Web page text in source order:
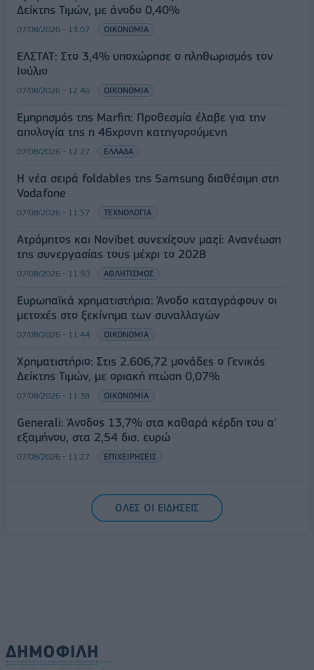
Δείκτης Τιμών, με άνοδο 0,40%
07/08/2026 - 13:07 ΟΙΚΟΝΟΜΙΑ
ΕΛΣΤΑΤ: Στο 3,4% υποχώρησε ο πληθωρισμός τον
Ιούλιο
07/08/2026 - 12:46 ΟΙΚΟΝΟΜΙΑ
Εμπρησμός της Marfin: Προθεσμία έλαβε για την
απολογία της η 46χρονη κατηγορούμενη
07/08/2026 - 12:27 ΕΛΛΑΔΑ
Η νέα σειρά foldables της Samsung διαθέσιμη στη
Vodafone
07/08/2026 - 11:57 ΤΕΧΝΟΛΟΓΙΑ
Ατρόμητος και Novibet συνεχίζουν μαζί: Ανανέωση
της συνεργασίας τους μέχρι το 2028
07/08/2026 - 11:50 ΑΘΛΗΤΙΣΜΟΣ
Ευρωπαϊκά χρηματιστήρια: Άνοδο καταγράφουν οι
μετοχές στο ξεκίνημα των συναλλαγών
07/08/2026 - 11:44 ΟΙΚΟΝΟΜΙΑ
Χρηματιστήριο: Στις 2.606,72 μονάδες ο Γενικός
Δείκτης Τιμών, με οριακή πτώση 0,07%
07/08/2026 - 11:38 ΟΙΚΟΝΟΜΙΑ
Generali: Άνοδος 13,7% στα καθαρά κέρδη του α'
εξαμήνου, στα 2,54 δισ. ευρώ
07/08/2026 - 11:27 ΕΠΙΧΕΙΡΗΣΕΙΣ
ΟΛΕΣ ΟΙ ΕΙΔΗΣΕΙΣ
ΔΗΜΟΦΙΛΗ